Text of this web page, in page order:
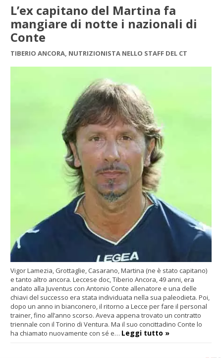
L’ex capitano del Martina fa
mangiare di notte i nazionali di
Conte
TIBERIO ANCORA, NUTRIZIONISTA NELLO STAFF DEL CT
Vigor Lamezia, Grottaglie, Casarano, Martina (ne è stato capitano)
e tanto altro ancora. Leccese doc, Tiberio Ancora, 49 anni, era
andato alla Juventus con Antonio Conte allenatore e una delle
chiavi del successo era stata individuata nella sua paleodieta. Poi,
dopo un anno in bianconero, il ritorno a Lecce per fare il personal
trainer, fino all’anno scorso. Aveva appena trovato un contratto
triennale con il Torino di Ventura. Ma il suo concittadino Conte lo
ha chiamato nuovamente con sé e… Leggi tutto »